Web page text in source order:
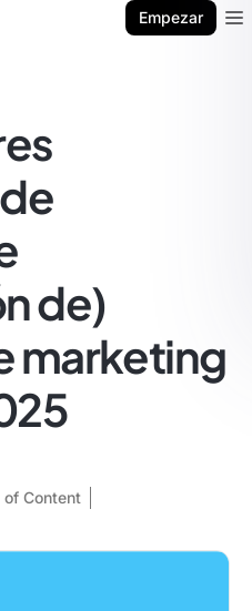
Empezar
de)
marketing
of Content